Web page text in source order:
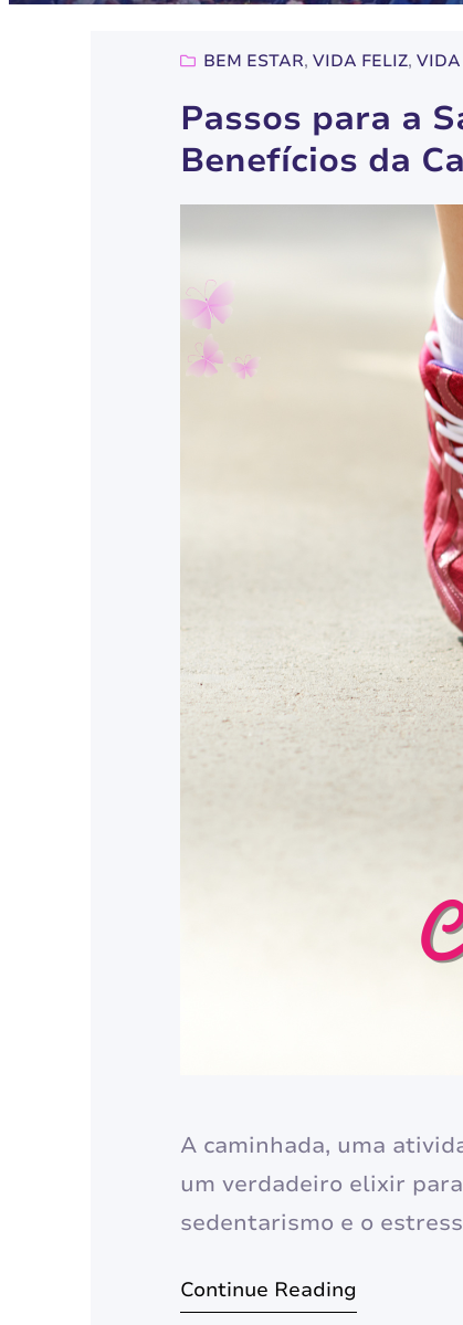
BEM ESTAR, VIDA FELIZ,
Passos para a
Benefícios da
A caminhada, uma
um verdadeiro elixir
sedentarismo e o
completamente a
Continue Reading